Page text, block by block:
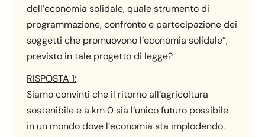
dell’economia solidale, quale strumento di
programmazione, confronto e partecipazione dei
soggetti che promuovono l’economia solidale”,
previsto in tale progetto di legge?
RISPOSTA 1:
Siamo convinti che il ritorno all’agricoltura
sostenibile e a km 0 sia l’unico futuro possibile
in un mondo dove l’economia sta implodendo.